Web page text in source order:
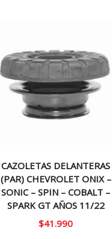
CAZOLETAS DELANTERAS
(PAR) CHEVROLET ONIX –
SONIC – SPIN – COBALT –
SPARK GT AÑOS 11/22
$41.990